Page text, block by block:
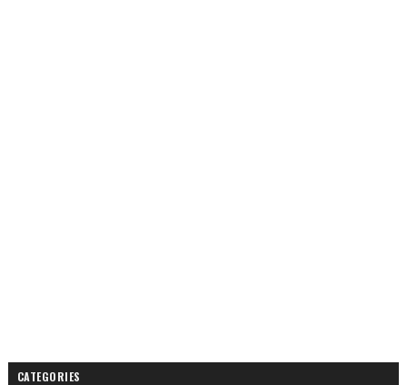
CATEGORIES